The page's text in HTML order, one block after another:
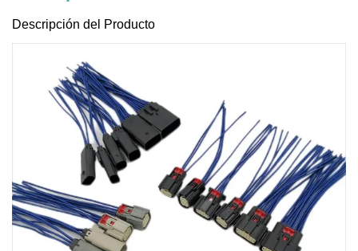
Descripción del Producto